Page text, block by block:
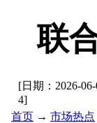
联
[日期： 2026-
4]
首页 → 市场热点